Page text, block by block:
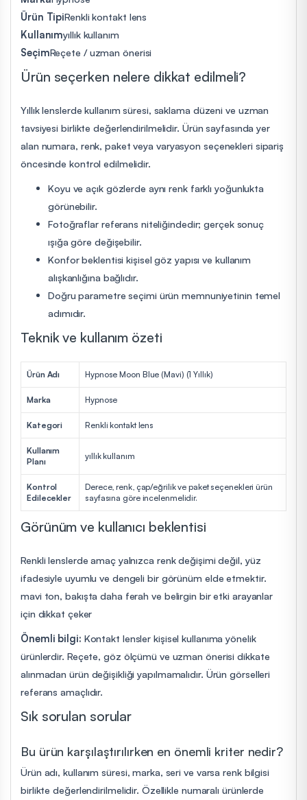
Ürün TipiRenkli kontakt lens
Kullanımyıllık kullanım
SeçimReçete / uzman önerisi
Ürün seçerken nelere dikkat edilmeli?
Yıllık lenslerde kullanım süresi, saklama düzeni ve uzman
tavsiyesi birlikte değerlendirilmelidir. Ürün sayfasında yer
alan numara, renk, paket veya varyasyon seçenekleri sipariş
öncesinde kontrol edilmelidir.
Koyu ve açık gözlerde aynı renk farklı yoğunlukta
görünebilir.
Fotoğraflar referans niteliğindedir; gerçek sonuç
ışığa göre değişebilir.
Konfor beklentisi kişisel göz yapısı ve kullanım
alışkanlığına bağlıdır.
Doğru parametre seçimi ürün memnuniyetinin temel
adımıdır.
Teknik ve kullanım özeti
Ürün Adı Hypnose Moon Blue (Mavi) (1 Yıllık)
Marka Hypnose
Kategori Renkli kontakt lens
Kullanım
Planı
yıllık kullanım
Kontrol
Edilecekler
Derece, renk, çap/eğrilik ve paket seçenekleri ürün
sayfasına göre incelenmelidir.
Görünüm ve kullanıcı beklentisi
Renkli lenslerde amaç yalnızca renk değişimi değil, yüz
ifadesiyle uyumlu ve dengeli bir görünüm elde etmektir.
mavi ton, bakışta daha ferah ve belirgin bir etki arayanlar
için dikkat çeker
Önemli bilgi: Kontakt lensler kişisel kullanıma yönelik
ürünlerdir. Reçete, göz ölçümü ve uzman önerisi dikkate
alınmadan ürün değişikliği yapılmamalıdır. Ürün görselleri
referans amaçlıdır.
Sık sorulan sorular
Bu ürün karşılaştırılırken en önemli kriter nedir?
Ürün adı, kullanım süresi, marka, seri ve varsa renk bilgisi
birlikte değerlendirilmelidir. Özellikle numaralı ürünlerde